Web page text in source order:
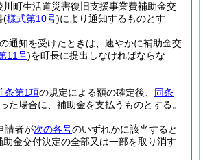
川町生活道災害復旧支援事業費補助金交
(様式第10号)により通知するものとす
の通知を受けたときは、速やかに補助金交
11号)を町長に提出しなければならな
条第1項の規定による額の確定後、 同条
た場合に、補助金を支払うものとする。
請者が次の各号のいずれかに該当すると
金交付決定の全部又は一部を取り消す